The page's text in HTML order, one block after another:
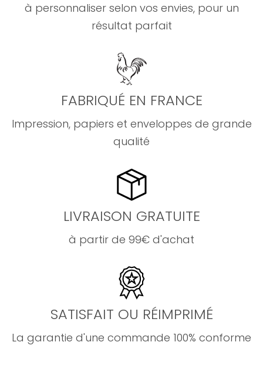
à personnaliser selon vos envies, pour un
résultat parfait
FABRIQUÉ EN FRANCE
Impression, papiers et enveloppes de grande
qualité
LIVRAISON GRATUITE
à partir de 99€ d'achat
SATISFAIT OU RÉIMPRIMÉ
La garantie d'une commande 100% conforme